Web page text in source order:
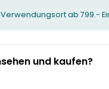
ab 799.-
und kaufen?